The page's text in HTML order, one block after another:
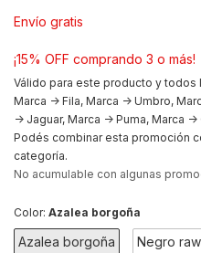
Envío gratis
¡15% OFF comprando 3 o más!
Válido para este producto y todos
Marca -> Fila, Marca -> Umbro,
-> Jaguar, Marca -> Puma, Marca -
Podés combinar esta promoción
categoría.
No acumulable con algunas
Color: Azalea borgoña
Azalea borgoña Negro